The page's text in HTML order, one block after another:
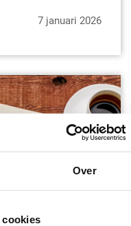
Over
cookies
7 januari 2026